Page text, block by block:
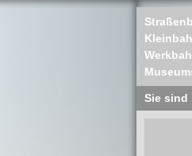
Sie sind